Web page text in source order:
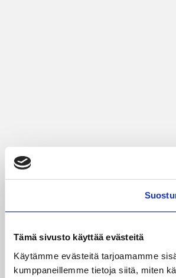
Tämä sivusto käyttää evästeitä
Käytämme evästeitä tarjoamamme
kumppaneillemme tietoja siitä, miten